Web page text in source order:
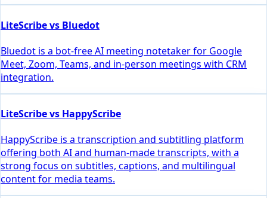
LiteScribe vs Bluedot
Bluedot is a bot-free AI meeting notetaker for Google
Meet, Zoom, Teams, and in-person meetings with CRM
integration.
LiteScribe vs HappyScribe
HappyScribe is a transcription and subtitling platform
offering both AI and human-made transcripts, with a
strong focus on subtitles, captions, and multilingual
content for media teams.